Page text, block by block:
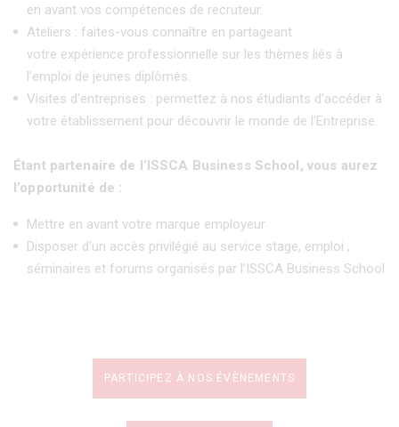
en avant vos compétences de recruteur.
Ateliers : faites-vous connaître en partageant
votre expérience professionnelle sur les thèmes liés à
l’emploi de jeunes diplômés.
Visites d'entreprises : permettez à nos étudiants d'accéder à
votre établissement pour découvrir le monde de l'Entreprise.
Étant partenaire de l’ISSCA Business School, vous aurez
l’opportunité de :
Mettre en avant votre marque employeur
Disposer d’un accès privilégié au service stage, emploi ,
séminaires et forums organisés par l’ISSCA Business School
PARTICIPEZ À NOS ÉVÈNEMENTS